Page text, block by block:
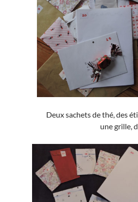
Deux sachets de thé, des
une grille,